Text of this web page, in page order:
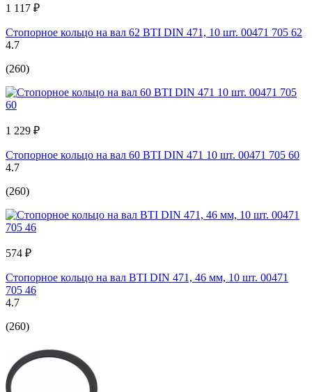
1 117 ₽
Стопорное кольцо на вал 62 BTI DIN 471, 10 шт. 00471 705 62
4.7
(260)
1 229 ₽
Стопорное кольцо на вал 60 BTI DIN 471 10 шт. 00471 705 60
4.7
(260)
574 ₽
Стопорное кольцо на вал BTI DIN 471, 46 мм, 10 шт. 00471
705 46
4.7
(260)